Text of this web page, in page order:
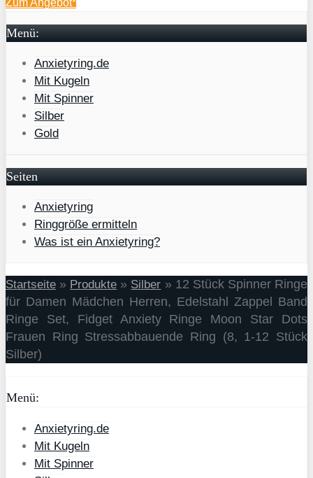
ZumAngebot*
Menü:
Anxietyring.de
Mit Kugeln
Mit Spinner
Silber
Gold
Seiten
Anxietyring
Ringgröße ermitteln
Was ist ein Anxietyring?
Startseite » Produkte » Silber » 12 Stück Spinner Ringe
für Damen Mädchen Herren, Edelstahl Zappel Band
Ringe Set, Fidget Anxiety Ringe Moon Star Dots
Frauen Ring Stressabbauende Ring (8, 1-12 Stück
Silber)
Menü:
Anxietyring.de
Mit Kugeln
Mit Spinner